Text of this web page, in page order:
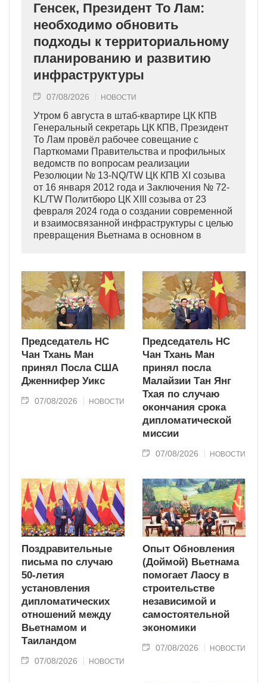
Генсек, Президент То Лам:
необходимо обновить
подходы к территориальному
планированию и развитию
инфраструктуры
07/08/2026 НОВОСТИ
Утром 6 августа в штаб-квартире ЦК КПВ
Генеральный секретарь ЦК КПВ, Президент
То Лам провёл рабочее совещание с
Парткомами Правительства и профильных
ведомств по вопросам реализации
Резолюции № 13-NQ/TW ЦК КПВ XI созыва
от 16 января 2012 года и Заключения № 72-
KL/TW Политбюро ЦК XIII созыва от 23
февраля 2024 года о создании современной
и взаимосвязанной инфраструктуры с целью
превращения Вьетнама в основном в
Председатель НС
Чан Тхань Ман
принял Посла США
Дженнифер Уикс
07/08/2026 НОВОСТИ
Председатель НС
Чан Тхань Ман
принял посла
Малайзии Тан Янг
Тхая по случаю
окончания срока
дипломатической
миссии
07/08/2026 НОВОСТИ
Поздравительные
письма по случаю
50-летия
установления
дипломатических
отношений между
Вьетнамом и
Таиландом
07/08/2026 НОВОСТИ
Опыт Обновления
(Доймой) Вьетнама
помогает Лаосу в
строительстве
независимой и
самостоятельной
экономики
07/08/2026 НОВОСТИ